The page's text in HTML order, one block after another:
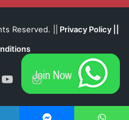
Reserved. || Privacy Policy||
YouTubeInstagram